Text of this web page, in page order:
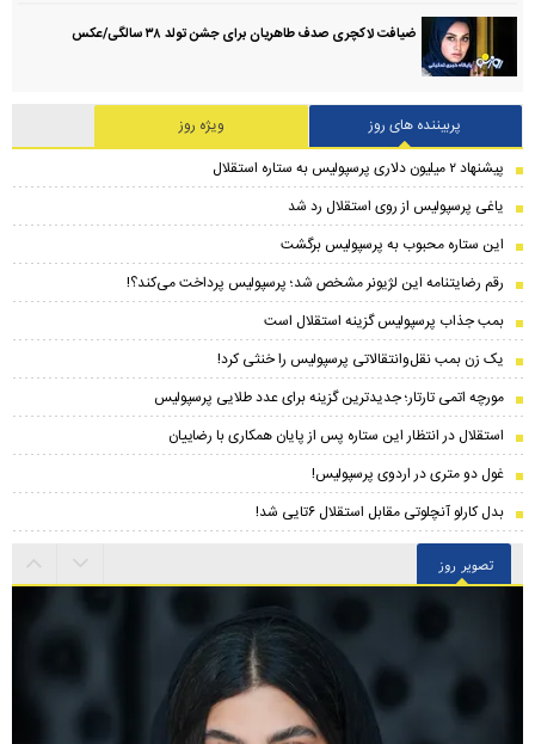
ضیافت لاکچری صدف طاهریان برای جشن تولد ۳۸ سالگی‌/عکس
پربیننده های روز
ویژه روز
پیشنهاد ۲ میلیون دلاری پرسپولیس به ستاره استقلال
یاغی پرسپولیس از روی استقلال رد شد
این ستاره محبوب به پرسپولیس برگشت
رقم رضایتنامه این لژیونر مشخص شد؛ پرسپولیس پرداخت می‌کند؟!
بمب جذاب پرسپولیس گزینه استقلال است
یک زن بمب نقل‌وانتقالاتی پرسپولیس را خنثی کرد!
مورچه اتمی تارتار؛ جدیدترین گزینه برای عدد طلایی پرسپولیس
استقلال در انتظار این ستاره پس از پایان همکاری با رضاییان
غول دو متری در اردوی پرسپولیس!
بدل کارلو آنچلوتی مقابل استقلال ۶تایی شد!
تصویر روز